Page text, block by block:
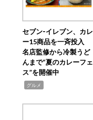
セブン‐イレブン、カレ
ー15商品を一斉投入
名店監修から冷製うど
んまで“夏のカレーフェ
ス”を開催中
グルメ